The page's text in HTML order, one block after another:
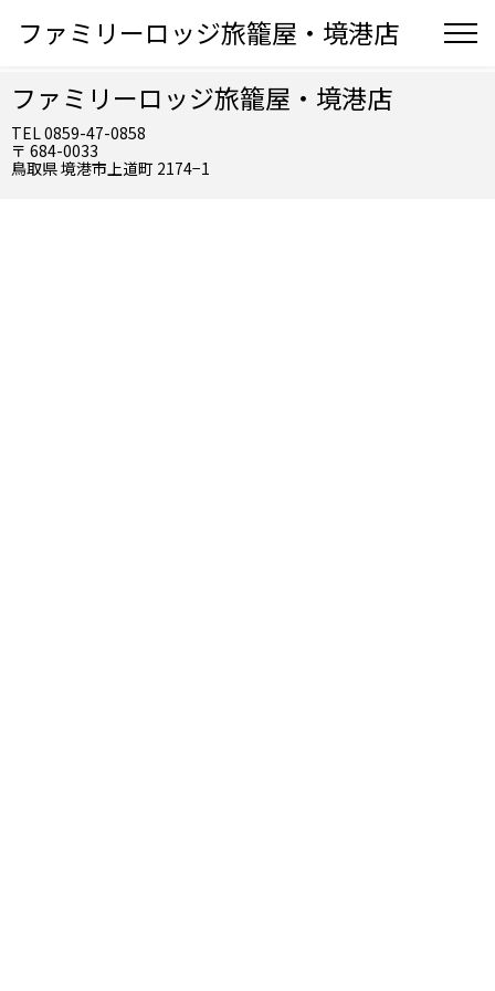
ファミリーロッジ旅籠屋・境港店
ファミリーロッジ旅籠屋・境港店
TEL 0859-47-0858
〒 684-0033
鳥取県 境港市上道町 2174−1